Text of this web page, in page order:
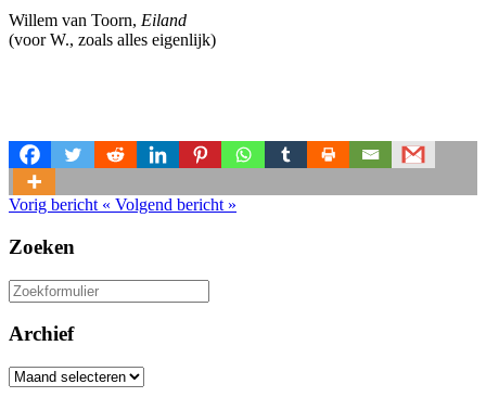
Willem van Toorn, Eiland
(voor W., zoals alles eigenlijk)
Vorig bericht « Volgend bericht »
Zoeken
Zoeken
naar:
Archief
Archief